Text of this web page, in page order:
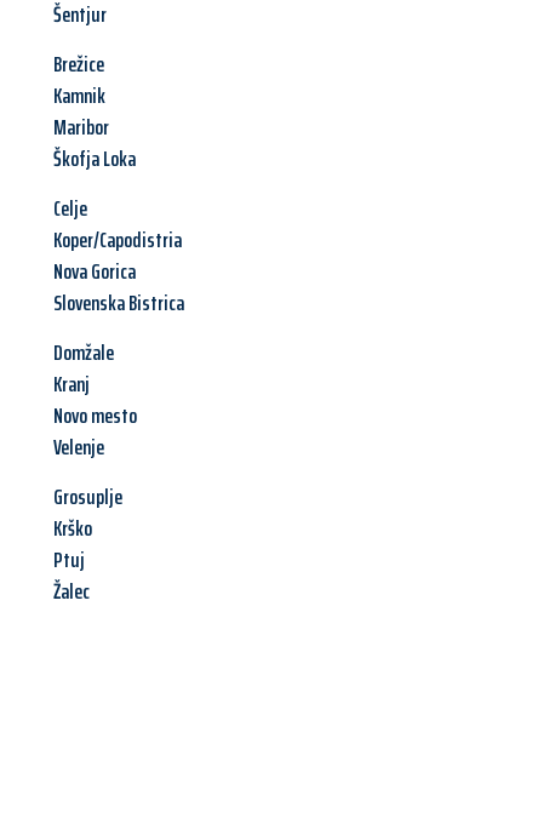
Šentjur
Brežice
Kamnik
Maribor
Škofja Loka
Celje
Koper/Capodistria
Nova Gorica
Slovenska Bistrica
Domžale
Kranj
Novo mesto
Velenje
Grosuplje
Krško
Ptuj
Žalec